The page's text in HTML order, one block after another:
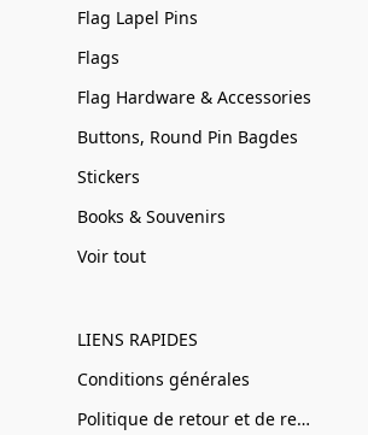
Flag Lapel Pins
Flags
Flag Hardware & Accessories
Buttons, Round Pin Bagdes
Stickers
Books & Souvenirs
Voir tout
LIENS RAPIDES
Conditions générales
Politique de retour et de remboursement